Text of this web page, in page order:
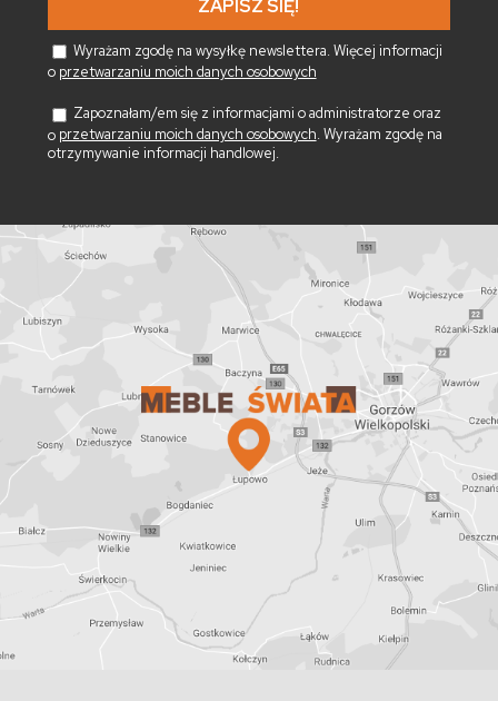
Wyrażam zgodę na wysyłkę newslettera. Więcej informacji
o przetwarzaniu moich danych osobowych
Zapoznałam/em się z informacjami o administratorze oraz
o przetwarzaniu moich danych osobowych. Wyrażam zgodę na
otrzymywanie informacji handlowej.